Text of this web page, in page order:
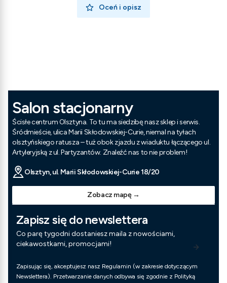
Oceń i opisz
Salon stacjonarny
Ścisłe centrum Olsztyna. To tu ma siedzibę nasz sklep i serwis.
Śródmieście, ulica Marii Skłodowskiej-Curie, niemal na tyłach
olsztyńskiego ratusza – tuż obok zjazdu z wiaduktu łączącego ul.
Artyleryjską z ul. Partyzantów. Znaleźć nas to nie problem!
Olsztyn, ul. Marii Skłodowskiej-Curie 18/20
Zobacz mapę →
Zapisz się do newslettera
Co parę tygodni dostaniesz maila z nowościami,
ciekawostkami, promocjami!
Zapisując się, akceptujesz nasz Regulamin (w zakresie dotyczącym
Newslettera). Przetwarzanie danych odbywa się zgodnie z Polityką